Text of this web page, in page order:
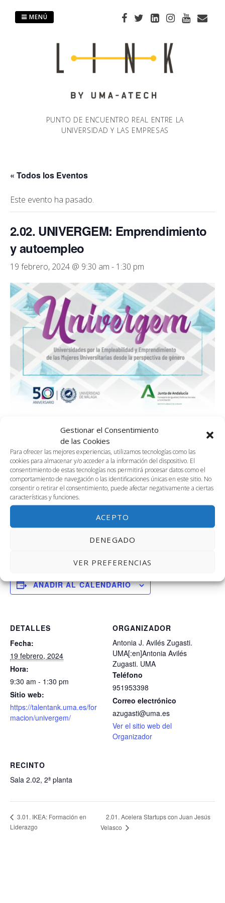
Gestionar el Consentimiento
de las Cookies
Para ofrecer las mejores experiencias, utilizamos tecnologías como las
cookies para almacenar y/o acceder a la información del dispositivo. El
consentimiento de estas tecnologías nos permitirá procesar datos como el
comportamiento de navegación o las identificaciones únicas en este sitio. No
consentir o retirar el consentimiento, puede afectar negativamente a ciertas
características y funciones.
ACEPTO
DENEGADO
VER PREFERENCIAS
PUNTO DE ENCUENTRO REAL ENTRE LA
UNIVERSIDAD Y LAS EMPRESAS
MENÚ
« Todos los Eventos
Este evento ha pasado.
2.02. UNIVERGEM: Emprendimiento
y autoempleo
19 febrero, 2024 @ 9:30 am - 1:30 pm
Sala 2.02, 2ª planta de Link by UMA, de 9.30 a 13.30h
UNIVERGEM: Emprendimiento y autoempleo como
opción profesional. Taller impartido por Diverxia
Consulting.
Univergem tiene como finalidad promover actuaciones
innovadoras y contextualizadas paraincentivar el
empleo, el autoempleo y el emprendimiento entre las
mujeres universitarias, favoreciendo laigualdad de
oportunidades entre mujeres y hombres.
AÑADIR AL CALENDARIO
DETALLES
Fecha:
19 febrero, 2024
Hora:
9:30 am - 1:30 pm
Sitio web:
https://talentank.uma.es/for
macion/univergem/
ORGANIZADOR
Antonia J. Avilés Zugasti.
UMA[:en]Antonia Avilés
Zugasti. UMA
Teléfono
951953398
Correo electrónico
azugasti@uma.es
Ver el sitio web del
Organizador
RECINTO
Sala 2.02, 2ª planta
3.01. IKEA: Formación en
Liderazgo
2.01. Acelera Startups con Juan Jesús
Velasco